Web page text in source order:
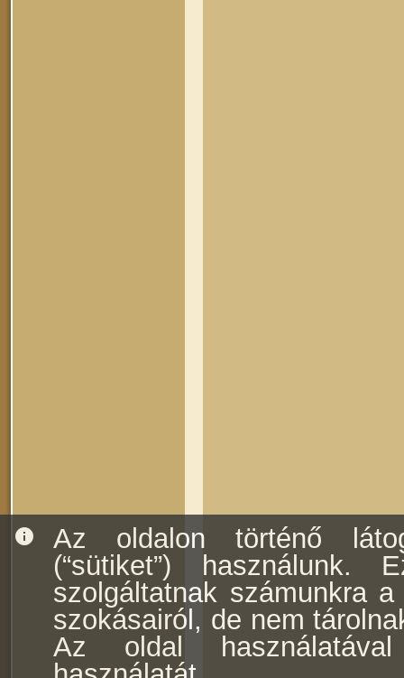
info
Az oldalon történő
(“sütiket”) használunk.
szolgáltatnak számunkra
szokásairól, de nem
Az oldal